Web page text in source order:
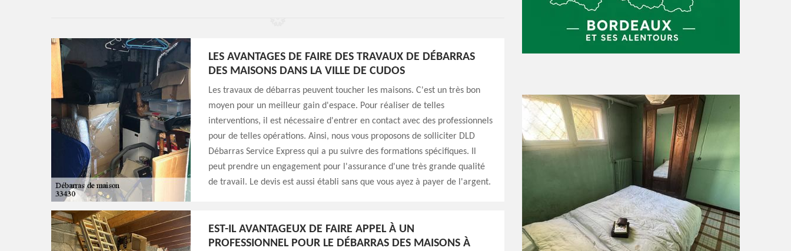
LES AVANTAGES DE FAIRE DES TRAVAUX DE DÉBARRAS
DES MAISONS DANS LA VILLE DE CUDOS
Les travaux de débarras peuvent toucher les maisons. C'est un très bon
moyen pour un meilleur gain d'espace. Pour réaliser de telles
interventions, il est nécessaire d'entrer en contact avec des professionnels
pour de telles opérations. Ainsi, nous vous proposons de solliciter DLD
Débarras Service Express qui a pu suivre des formations spécifiques. Il
peut prendre un engagement pour l'assurance d'une très grande qualité
de travail. Le devis est aussi établi sans que vous ayez à payer de l'argent.
EST-IL AVANTAGEUX DE FAIRE APPEL À UN
PROFESSIONNEL POUR LE DÉBARRAS DES MAISONS À